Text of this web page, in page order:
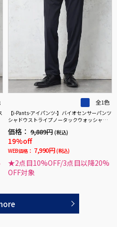
全1色
【i-Pants-アイパンツ-】バイオセンサーパンツ
シャドウストライプノータックウォッシャブ
価格： 9,889円 (税込)
19%off
WEB価格： 7,990円 (税込)
★2点目10%OFF/3点目以降20%
OFF対象